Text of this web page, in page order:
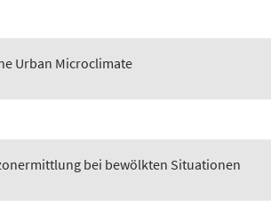
Urban Microclimate
bei bewölkten Situationen